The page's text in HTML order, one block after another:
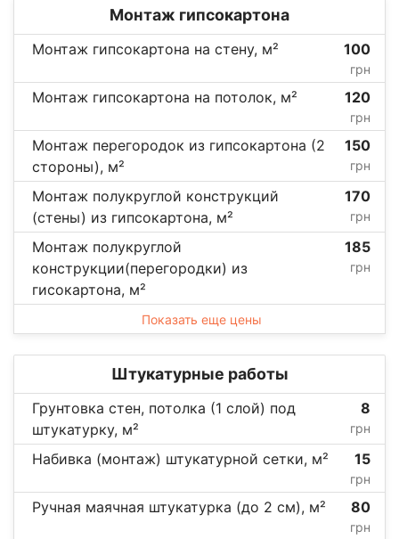
Монтаж гипсокартона
Монтаж гипсокартона на стену, м² 100
грн
Монтаж гипсокартона на потолок, м² 120
грн
Монтаж перегородок из гипсокартона (2
стороны), м²
150
грн
Монтаж полукруглой конструкций
(стены) из гипсокартона, м²
170
грн
Монтаж полукруглой
конструкции(перегородки) из
гисокартона, м²
185
грн
Показать еще цены
Штукатурные работы
Грунтовка стен, потолка (1 слой) под
штукатурку, м²
8
грн
Набивка (монтаж) штукатурной сетки, м² 15
грн
Ручная маячная штукатурка (до 2 см), м² 80
грн